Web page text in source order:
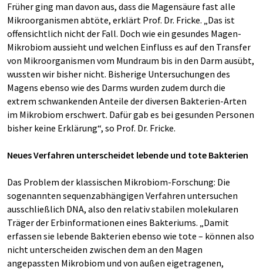
Früher ging man davon aus, dass die Magensäure fast alle
Mikroorganismen abtöte, erklärt Prof. Dr. Fricke. „Das ist
offensichtlich nicht der Fall. Doch wie ein gesundes Magen-
Mikrobiom aussieht und welchen Einfluss es auf den Transfer
von Mikroorganismen vom Mundraum bis in den Darm ausübt,
wussten wir bisher nicht. Bisherige Untersuchungen des
Magens ebenso wie des Darms wurden zudem durch die
extrem schwankenden Anteile der diversen Bakterien-Arten
im Mikrobiom erschwert. Dafür gab es bei gesunden Personen
bisher keine Erklärung“, so Prof. Dr. Fricke.
Neues Verfahren unterscheidet lebende und tote Bakterien
Das Problem der klassischen Mikrobiom-Forschung: Die
sogenannten sequenzabhängigen Verfahren untersuchen
ausschließlich DNA, also den relativ stabilen molekularen
Träger der Erbinformationen eines Bakteriums. „Damit
erfassen sie lebende Bakterien ebenso wie tote – können also
nicht unterscheiden zwischen dem an den Magen
angepassten Mikrobiom und von außen eigetragenen,